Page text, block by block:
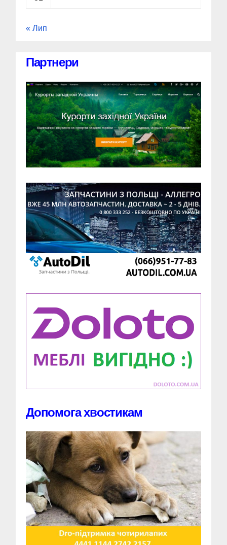
« Лип
Партнери
Допомога хвостикам